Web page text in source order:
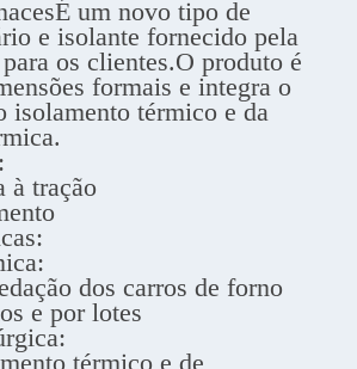
um novo tipo de
e isolante fornecido pela
os clientes.O produto é
formais e integra o
isolamento térmico e da
à tração
dos carros de forno
e por lotes
térmico e de